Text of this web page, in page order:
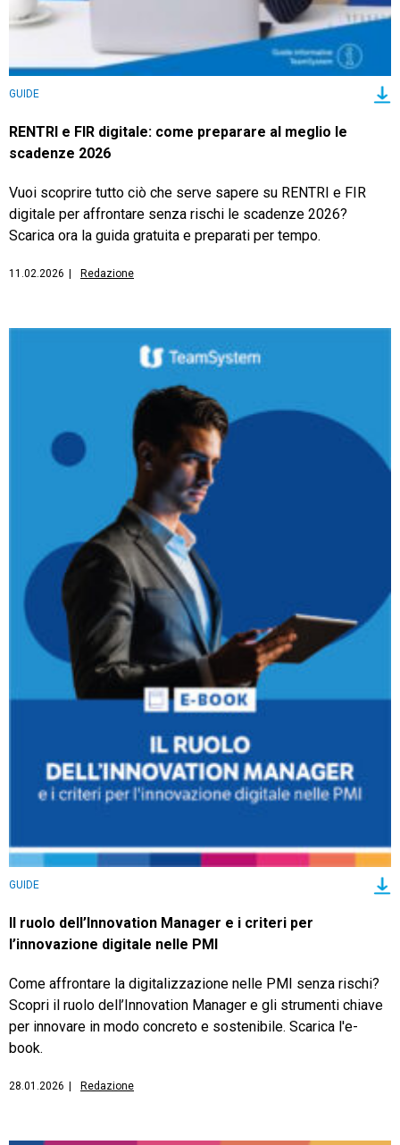
GUIDE
RENTRI e FIR digitale: come preparare al meglio le
scadenze 2026
Vuoi scoprire tutto ciò che serve sapere su RENTRI e FIR
digitale per affrontare senza rischi le scadenze 2026?
Scarica ora la guida gratuita e preparati per tempo.
11.02.2026 Redazione
GUIDE
Il ruolo dell’Innovation Manager e i criteri per
l’innovazione digitale nelle PMI
Come affrontare la digitalizzazione nelle PMI senza rischi?
Scopri il ruolo dell’Innovation Manager e gli strumenti chiave
per innovare in modo concreto e sostenibile. Scarica l'e-
book.
28.01.2026 Redazione